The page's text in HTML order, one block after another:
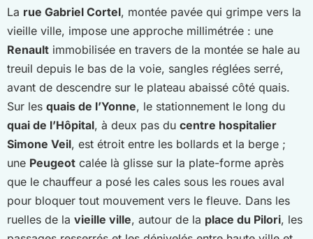
La rue Gabriel Cortel, montée pavée qui grimpe vers la
vieille ville, impose une approche millimétrée : une
Renault immobilisée en travers de la montée se hale au
treuil depuis le bas de la voie, sangles réglées serré,
avant de descendre sur le plateau abaissé côté quais.
Sur les quais de l’Yonne, le stationnement le long du
quai de l’Hôpital, à deux pas du centre hospitalier
Simone Veil, est étroit entre les bollards et la berge ;
une Peugeot calée là glisse sur la plate-forme après
que le chauffeur a posé les cales sous les roues aval
pour bloquer tout mouvement vers le fleuve. Dans les
ruelles de la vieille ville, autour de la place du Pilori, les